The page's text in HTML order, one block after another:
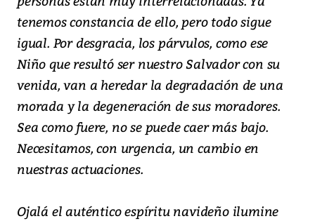
tenemos constancia de ello, pero todo sigue
igual. Por desgracia, los párvulos, como ese
Niño que resultó ser nuestro Salvador con su
venida, van a heredar la degradación de una
morada y la degeneración de sus moradores.
Sea como fuere, no se puede caer más bajo.
Necesitamos, con urgencia, un cambio en
nuestras actuaciones.
Ojalá el auténtico espíritu navideño ilumine